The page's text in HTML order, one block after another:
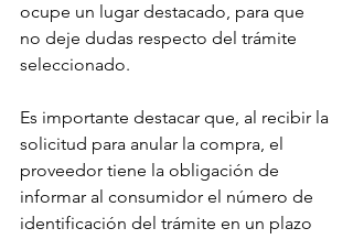
ocupe un lugar destacado, para que
no deje dudas respecto del trámite
seleccionado.
Es importante destacar que, al recibir la
solicitud para anular la compra, el
proveedor tiene la obligación de
informar al consumidor el número de
identificación del trámite en un plazo